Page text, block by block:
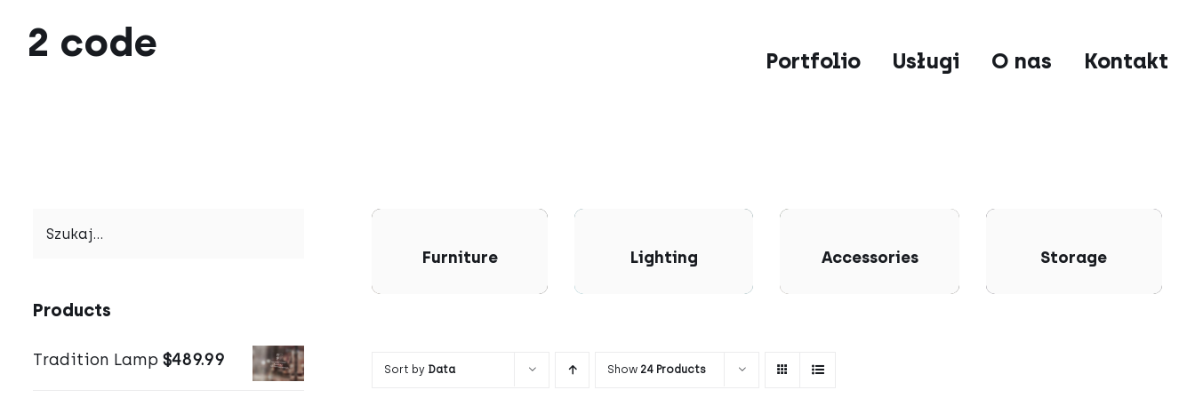
2 code Portfolio Usługi O nas Kontakt
Furniture Lighting Accessories Storage
Sort by Data Show 24 Products
Products
Tradition Lamp $489.99